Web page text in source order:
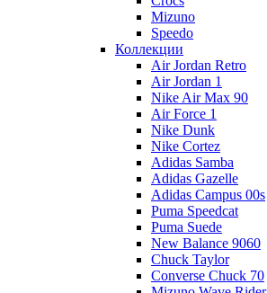
Mizuno
Speedo
Коллекции
Air Jordan Retro
Air Jordan 1
Nike Air Max 90
Air Force 1
Nike Dunk
Nike Cortez
Adidas Samba
Adidas Gazelle
Adidas Campus 00s
Puma Speedcat
Puma Suede
New Balance 9060
Chuck Taylor
Converse Chuck 70